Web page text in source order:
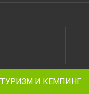
ТУРИЗМ И КЕМПИНГ